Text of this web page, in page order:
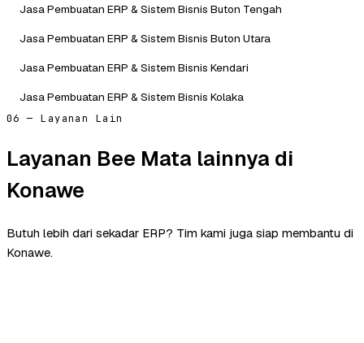
Jasa Pembuatan ERP & Sistem Bisnis Buton Tengah
Jasa Pembuatan ERP & Sistem Bisnis Buton Utara
Jasa Pembuatan ERP & Sistem Bisnis Kendari
Jasa Pembuatan ERP & Sistem Bisnis Kolaka
06 — Layanan Lain
Layanan Bee Mata lainnya di
Konawe
Butuh lebih dari sekadar ERP? Tim kami juga siap membantu di
Konawe.